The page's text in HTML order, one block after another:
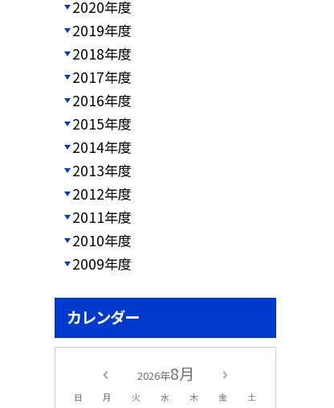
2020年度
2019年度
2018年度
2017年度
2016年度
2015年度
2014年度
2013年度
2012年度
2011年度
2010年度
2009年度
カレンダー
2026年8月
日 月 火 水 木 金 土